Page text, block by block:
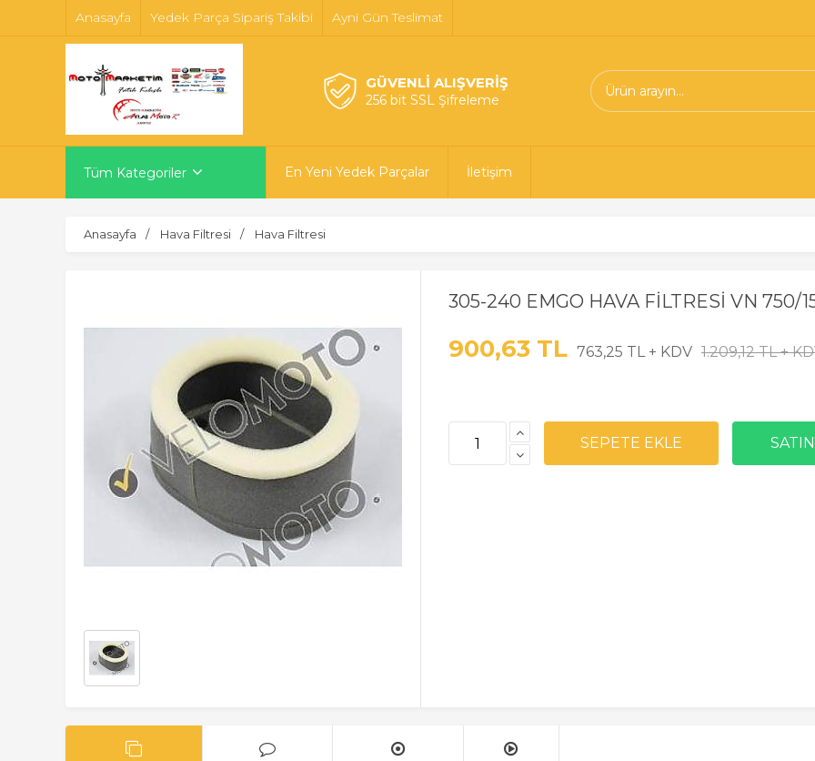
Anasayfa Yedek Parça Sipariş Takibi Ayni Gün Teslimat
GÜVENLİ ALIŞVERİŞ
256 bit SSL Şifreleme
Tüm Kategoriler En Yeni Yedek Parçalar İletişim
Anasayfa Hava Filtresi Hava Filtresi
305-240 EMGO HAVA FİLTRESİ VN 750/
900,63 TL 763,25 TL + KDV 1.209,12 TL +